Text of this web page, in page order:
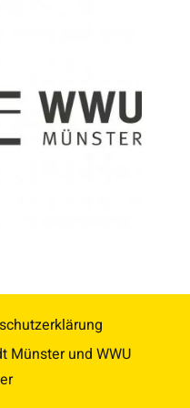
Münster und WWU